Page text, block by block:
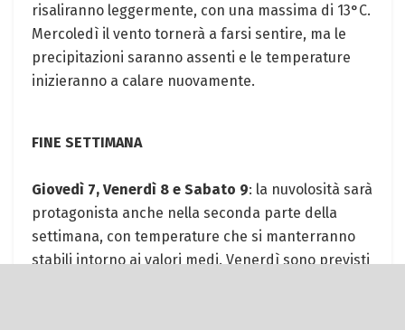
risaliranno leggermente, con una massima di 13°C.
Mercoledì il vento tornerà a farsi sentire, ma le
precipitazioni saranno assenti e le temperature
inizieranno a calare nuovamente.
FINE SETTIMANA
Giovedì 7, Venerdì 8 e Sabato 9: la nuvolosità sarà
protagonista anche nella seconda parte della
settimana, con temperature che si manterranno
stabili intorno ai valori medi. Venerdì sono previsti